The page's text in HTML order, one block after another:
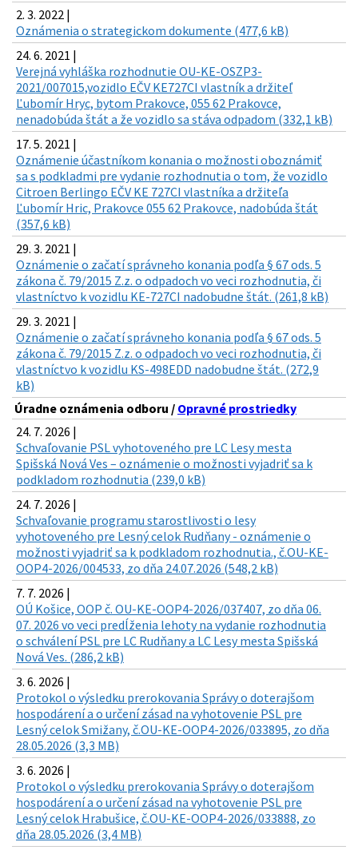
2. 3. 2022 |
Oznámenia o strategickom dokumente (477,6 kB)
24. 6. 2021 |
Verejná vyhláška rozhodnutie OU-KE-OSZP3-
2021/007015,vozidlo EČV KE727CI vlastník a držiteľ
Ľubomír Hryc, bytom Prakovce, 055 62 Prakovce,
nenadobúda štát a že vozidlo sa stáva odpadom (332,1 kB)
17. 5. 2021 |
Oznámenie účastníkom konania o možnosti oboznámiť
sa s podkladmi pre vydanie rozhodnutia o tom, že vozidlo
Citroen Berlingo EČV KE 727CI vlastníka a držiteľa
Ľubomír Hric, Prakovce 055 62 Prakovce, nadobúda štát
(357,6 kB)
29. 3. 2021 |
Oznámenie o začatí správneho konania podľa § 67 ods. 5
zákona č. 79/2015 Z.z. o odpadoch vo veci rozhodnutia, či
vlastníctvo k vozidlu KE-727CI nadobudne štát. (261,8 kB)
29. 3. 2021 |
Oznámenie o začatí správneho konania podľa § 67 ods. 5
zákona č. 79/2015 Z.z. o odpadoch vo veci rozhodnutia, či
vlastníctvo k vozidlu KS-498EDD nadobudne štát. (272,9
kB)
Úradne oznámenia odboru / Opravné prostriedky
24. 7. 2026 |
Schvaľovanie PSL vyhotoveného pre LC Lesy mesta
Spišská Nová Ves – oznámenie o možnosti vyjadriť sa k
podkladom rozhodnutia (239,0 kB)
24. 7. 2026 |
Schvaľovanie programu starostlivosti o lesy
vyhotoveného pre Lesný celok Rudňany - oznámenie o
možnosti vyjadriť sa k podkladom rozhodnutia., č.OU-KE-
OOP4-2026/004533, zo dňa 24.07.2026 (548,2 kB)
7. 7. 2026 |
OÚ Košice, OOP č. OU-KE-OOP4-2026/037407, zo dňa 06.
07. 2026 vo veci predĺženia lehoty na vydanie rozhodnutia
o schválení PSL pre LC Rudňany a LC Lesy mesta Spišská
Nová Ves. (286,2 kB)
3. 6. 2026 |
Protokol o výsledku prerokovania Správy o doterajšom
hospodárení a o určení zásad na vyhotovenie PSL pre
Lesný celok Smižany, č.OU-KE-OOP4-2026/033895, zo dňa
28.05.2026 (3,3 MB)
3. 6. 2026 |
Protokol o výsledku prerokovania Správy o doterajšom
hospodárení a o určení zásad na vyhotovenie PSL pre
Lesný celok Hrabušice, č.OU-KE-OOP4-2026/033888, zo
dňa 28.05.2026 (3,4 MB)